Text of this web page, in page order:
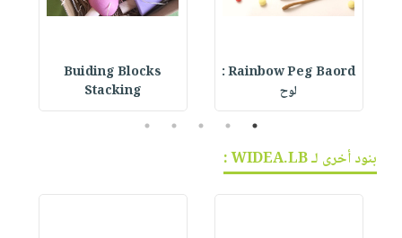
Rainbow Peg Baord :
لوح
Buiding Blocks
Stacking
1
2
3
4
5
بنود أخرى لـ WIDEA.LB :